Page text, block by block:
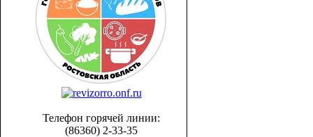
Телефон горячей линии:
(86360) 2-33-35